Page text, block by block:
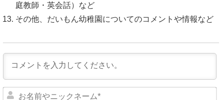
庭教師・英会話）など
その他、だいもん幼稚園についてのコメントや情報など